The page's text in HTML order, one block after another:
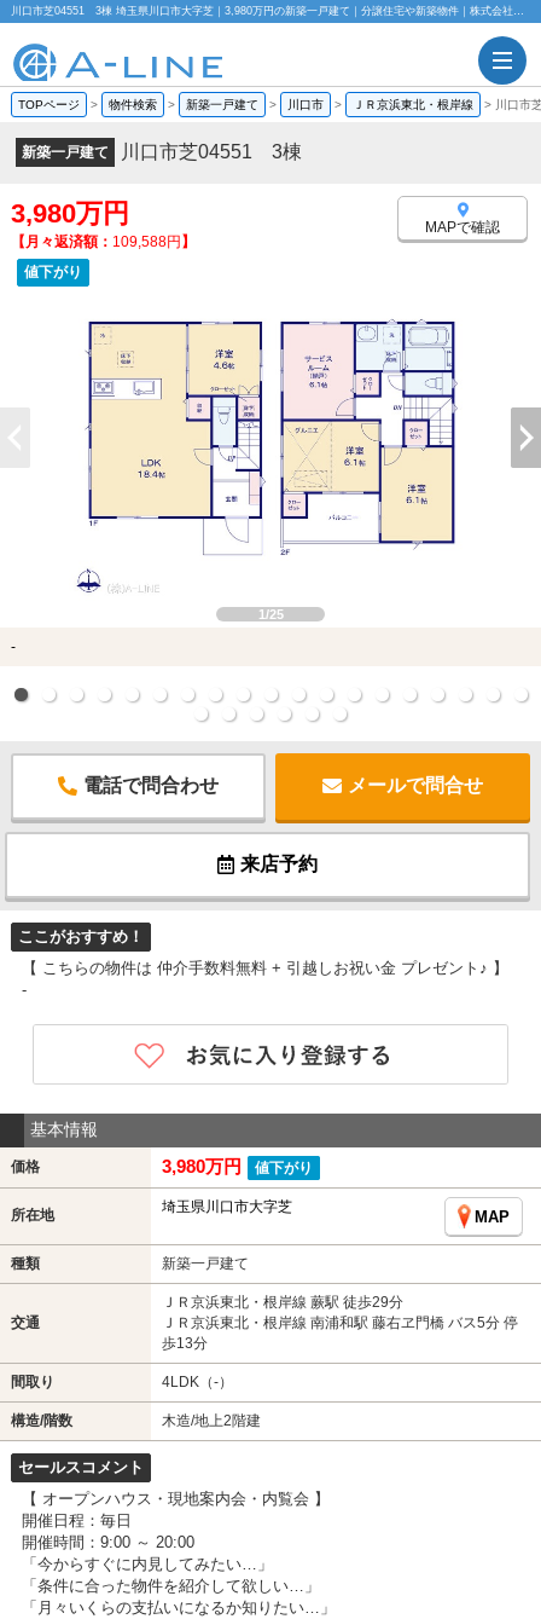
川口市芝04551 3棟 埼玉県川口市大字芝｜3,980万円の新築一戸建て｜分譲住宅や新築物件｜株式会社A-LINE
TOPページ > 物件検索 > 新築一戸建て > 川口市 > ＪＲ京浜東北・根岸線 > 川口
新築一戸建て 川口市芝04551 3棟
3,980万円
【月々返済額： 109,588円】
値下がり
MAPで確認
1/25
-
電話で問合わせ メールで問合せ
来店予約
ここがおすすめ！
【 こちらの物件は 仲介手数料無料 + 引越しお祝い金 プレゼント♪ 】
-
基本情報
価格 3,980万円 値下がり
所在地 埼玉県川口市大字芝
MAP
種類 新築一戸建て
交通
ＪＲ京浜東北・根岸線 蕨駅 徒歩29分
ＪＲ京浜東北・根岸線 南浦和駅 藤右ヱ門橋 バス5分 停
歩13分
間取り 4LDK（-）
構造/階数 木造/地上2階建
セールスコメント
【 オープンハウス・現地案内会・内覧会 】
開催日程：毎日
開催時間：9:00 ～ 20:00
「今からすぐに内見してみたい…」
「条件に合った物件を紹介して欲しい…」
「月々いくらの支払いになるか知りたい…」